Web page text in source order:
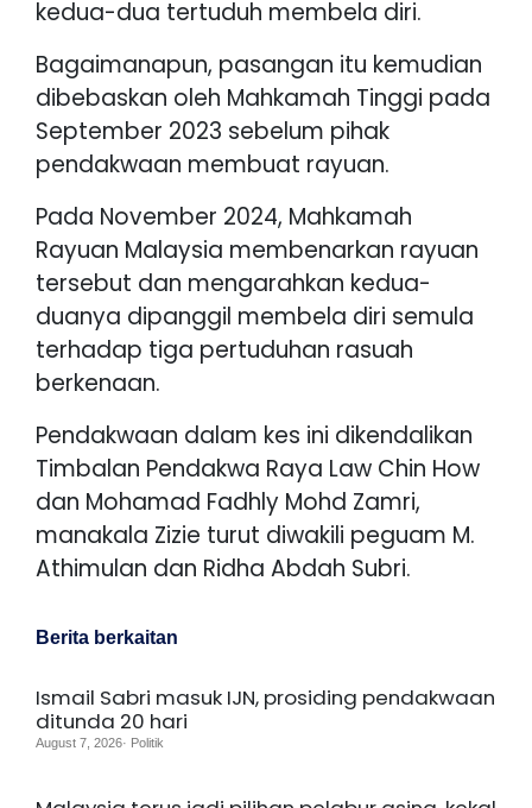
kedua-dua tertuduh membela diri.
Bagaimanapun, pasangan itu kemudian
dibebaskan oleh Mahkamah Tinggi pada
September 2023 sebelum pihak
pendakwaan membuat rayuan.
Pada November 2024, Mahkamah
Rayuan Malaysia membenarkan rayuan
tersebut dan mengarahkan kedua-
duanya dipanggil membela diri semula
terhadap tiga pertuduhan rasuah
berkenaan.
Pendakwaan dalam kes ini dikendalikan
Timbalan Pendakwa Raya Law Chin How
dan Mohamad Fadhly Mohd Zamri,
manakala Zizie turut diwakili peguam M.
Athimulan dan Ridha Abdah Subri.
Berita berkaitan
Ismail Sabri masuk IJN, prosiding pendakwaan
ditunda 20 hari
August 7, 2026· Politik